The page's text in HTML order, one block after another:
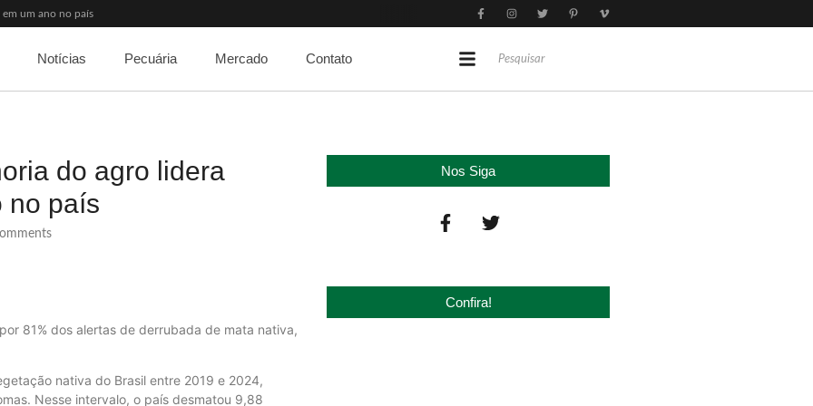
um ano no país
pé’, diz Marcos Jank
6,87% em 2026
Notícias Pecuária Mercado Contato
do agro lidera
no país
81% dos alertas de derrubada de mata nativa,
nativa do Brasil entre 2019 e 2024,
Nesse intervalo, o país desmatou 9,88
Nos Siga
Confira!